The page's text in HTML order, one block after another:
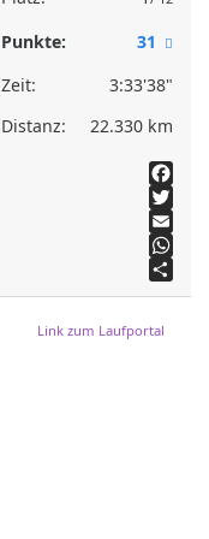
Punkte:
31
Zeit:
3:33'38"
Distanz: 22.330 km
Facebook
Twitter
Email
WhatsApp
Teilen
Link zum Laufportal